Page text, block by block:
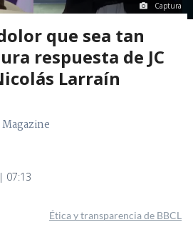
Captura
que sea tan
respuesta de JC
Larraín
07:13
Ética y transparencia de BBCL